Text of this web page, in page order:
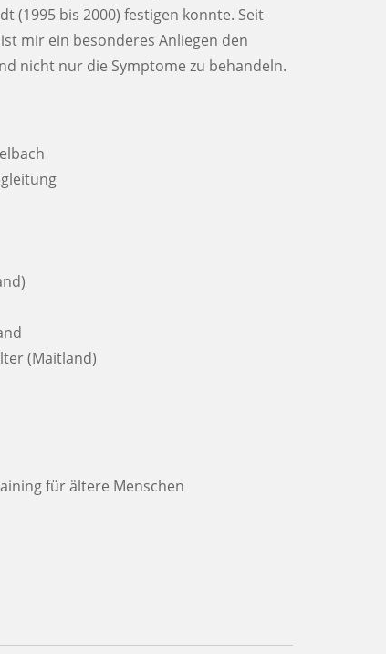
(1995 bis 2000) festigen konnte. Seit
mir ein besonderes Anliegen den
nicht nur die Symptome zu behandeln.
(Maitland)
für ältere Menschen